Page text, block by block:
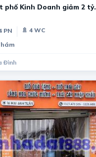
phố Kinh Doanh giảm 2 tỷ.
PN
🚿 4 WC
Đình